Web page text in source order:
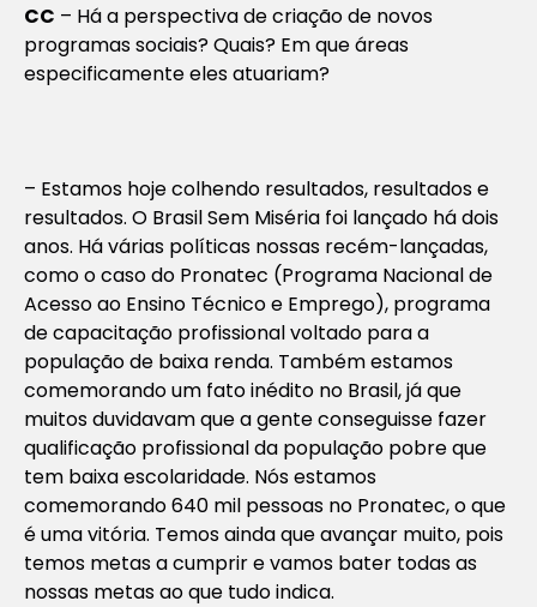
CC – Há a perspectiva de criação de novos
programas sociais? Quais? Em que áreas
especificamente eles atuariam?
– Estamos hoje colhendo resultados, resultados e
resultados. O Brasil Sem Miséria foi lançado há dois
anos. Há várias políticas nossas recém-lançadas,
como o caso do Pronatec (Programa Nacional de
Acesso ao Ensino Técnico e Emprego), programa
de capacitação profissional voltado para a
população de baixa renda. Também estamos
comemorando um fato inédito no Brasil, já que
muitos duvidavam que a gente conseguisse fazer
qualificação profissional da população pobre que
tem baixa escolaridade. Nós estamos
comemorando 640 mil pessoas no Pronatec, o que
é uma vitória. Temos ainda que avançar muito, pois
temos metas a cumprir e vamos bater todas as
nossas metas ao que tudo indica.